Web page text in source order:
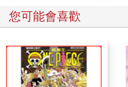
您可能會喜歡